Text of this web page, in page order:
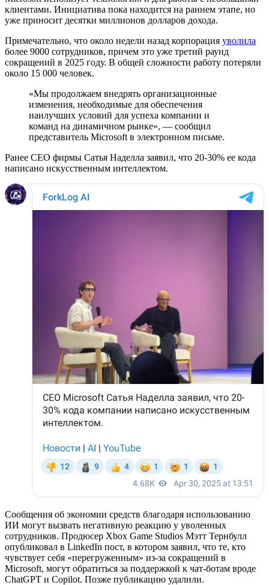
клиентами. Инициатива пока находится на раннем этапе, но
уже приносит десятки миллионов долларов дохода.
Примечательно, что около недели назад корпорация уволила
более 9000 сотрудников, причем это уже третий раунд
сокращений в 2025 году. В общей сложности работу потеряли
около 15 000 человек.
«Мы продолжаем внедрять организационные
изменения, необходимые для обеспечения
наилучших условий для успеха компании и
команд на динамичном рынке», — сообщил
представитель Microsoft в электронном письме.
Ранее CEO фирмы Сатья Наделла заявил, что 20-30% ее кода
написано искусственным интеллектом.
Сообщения об экономии средств благодаря использованию
ИИ могут вызвать негативную реакцию у уволенных
сотрудников. Продюсер Xbox Game Studios Мэтт Тернбулл
опубликовал в LinkedIn пост, в котором заявил, что те, кто
чувствует себя «перегруженным» из-за сокращений в
Microsoft, могут обратиться за поддержкой к чат-ботам вроде
ChatGPT и Copilot. Позже публикацию удалили.